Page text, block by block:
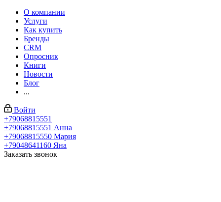
О компании
Услуги
Как купить
Бренды
CRM
Опросник
Книги
Новости
Блог
...
Войти
+79068815551
+79068815551 Анна
+79068815550 Мария
+79048641160 Яна
Заказать звонок